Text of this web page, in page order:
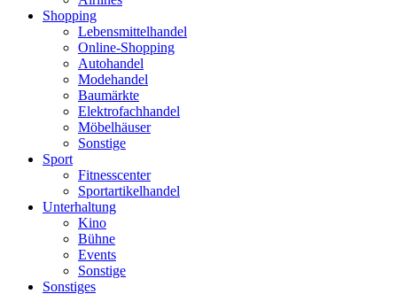
Shopping
Lebensmittelhandel
Online-Shopping
Autohandel
Modehandel
Baumärkte
Elektrofachhandel
Möbelhäuser
Sonstige
Sport
Fitnesscenter
Sportartikelhandel
Unterhaltung
Kino
Bühne
Events
Sonstige
Sonstiges